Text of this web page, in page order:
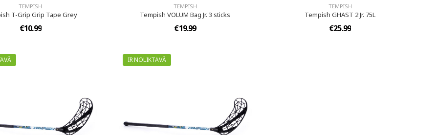
TEMPISH
T-Grip Grip Tape Grey
€10.99
TEMPISH
Tempish VOLUM Bag Jr. 3 sticks
€19.99
TEMPISH
Tempish GHAST 2 Jr. 75L
€25.99
IR NOLIKTAVĀ